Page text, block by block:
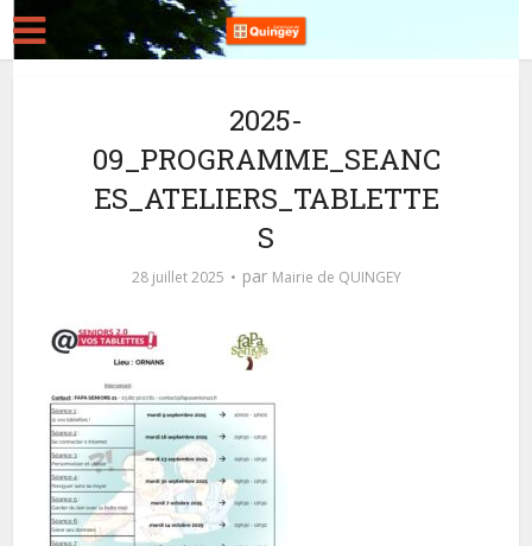
2025-
09_PROGRAMME_SEANC
ES_ATELIERS_TABLETTE
S
28 juillet 2025 par Mairie de QUINGEY